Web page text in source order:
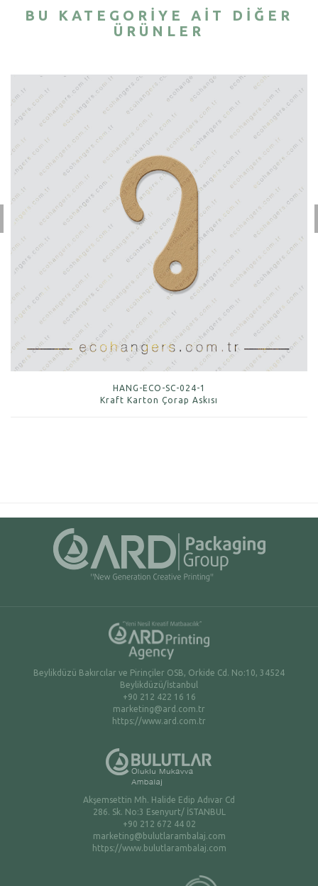
BU KATEGORIYE AIT DIĞER
ÜRÜNLER
HANG-ECO-SC-024-1
Kraft Karton Çorap Askısı
Beylikdüzü Bakırcılar ve Pirinçiler OSB, Orkide Cd. No:10, 34524
Beylikdüzü/İstanbul
+90 212 422 16 16
marketing@ard.com.tr
https://www.ard.com.tr
Akşemsettin Mh. Halide Edip Adıvar Cd
286. Sk. No:3 Esenyurt/ İSTANBUL
+90 212 672 44 02
marketing@bulutlarambalaj.com
https://www.bulutlarambalaj.com